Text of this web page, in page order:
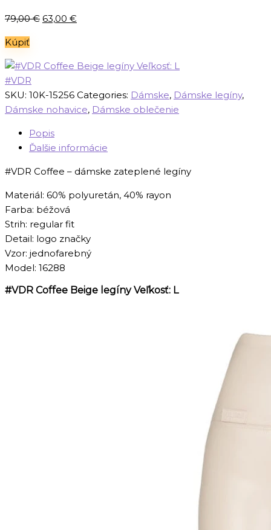
79,00€ Pôvodná
79,00 €.
63,00 €
63,00 €.
Kúpiť
#VDR
SKU: 10K-15256 Categories: Dámske, Dámske legíny,
Dámske nohavice, Dámske oblečenie
Popis
Ďalšie informácie
#VDR Coffee – dámske zateplené legíny
Materiál: 60% polyuretán, 40% rayon
Farba: béžová
Strih: regular fit
Detail: logo značky
Vzor: jednofarebný
Model: 16288
#VDR Coffee Beige legíny Veľkosť: L